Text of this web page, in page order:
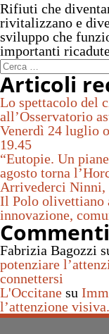
Rifiuti che
rivitalizzano e
sviluppo che
importanti
Ricerca
per:
Articoli
Lo spettacolo del
all’Osservatorio
Venerdì 24 luglio
19.45
“Eutopie. Un
agosto torna
Arrivederci Ninni,
Il Polo olivettiano
innovazione,
Fabrizia Bagozzi
potenziare
connettersi
L'Occitane su
l’attenzione